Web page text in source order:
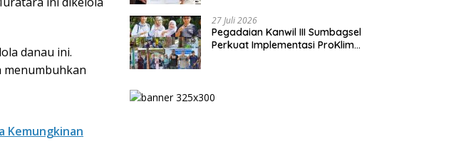
danau ini.
menumbuhkan
Kemungkinan
27 Juli 2026
Pegadaian Kanwil III Sumbagsel
Perkuat Implementasi ProKlim